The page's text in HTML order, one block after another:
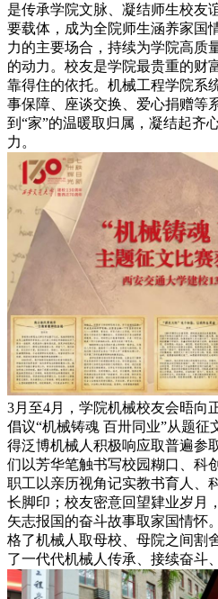
是传承学院文脉、凝结师生校友
要载体，成为全院师生涵养家国
力的主要场合，持续为学院高质
的动力。校友是学院最贵重的财
靠得住的依托。机械工程学院系
事保障、座谈交换、爱心捐赠等
到“家”的温暖取归属，凝结起齐
力。
3月至4月，学院机械校友会晤向
倡议“机械铸魂 百卅同业”从题
得泛博机械人积极响应取普遍参
们以芳华笔触书写校园糊口、科
职工以亲历视角记实教书育人、
长脚印；校友密意回望肄业岁月
矢志报国的奋斗故事取家国情怀
格了机械人取母校、母院之间割
了一代代机械人传承、接续奋斗